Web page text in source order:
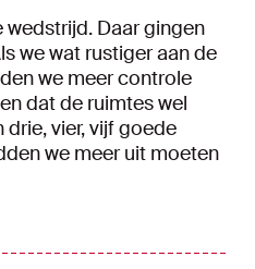
wedstrijd. Daar gingen
we wat rustiger aan de
we meer controle
dat de ruimtes wel
vier, vijf goede
we meer uit moeten